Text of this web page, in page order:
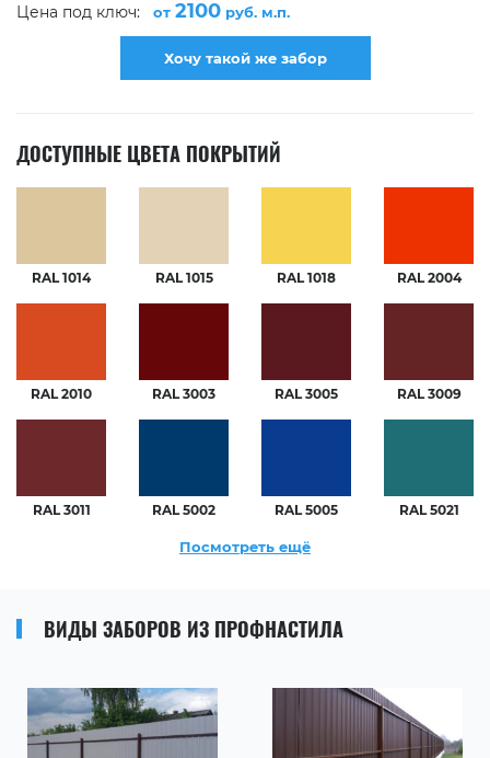
Цена под ключ: от 2100 руб. м.п.
Хочу такой же забор
ДОСТУПНЫЕ ЦВЕТА ПОКРЫТИЙ
RAL 1014 RAL 1015 RAL 1018 RAL 2004
RAL 2010 RAL 3003 RAL 3005 RAL 3009
RAL 3011 RAL 5002 RAL 5005 RAL 5021
Посмотреть ещё
ВИДЫ ЗАБОРОВ ИЗ ПРОФНАСТИЛА